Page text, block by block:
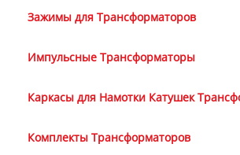
Зажимы для Трансформаторов
Импульсные Трансформаторы
Каркасы для Намотки Катушек
Комплекты Трансформаторов